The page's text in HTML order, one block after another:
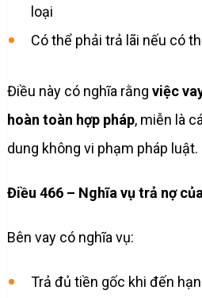
loại
Có thể phải trả lãi nếu có
Điều này có nghĩa rằng việc
hoàn toàn hợp pháp, miễn là
dung không vi phạm pháp luật.
Điều 466 – Nghĩa vụ trả nợ
Bên vay có nghĩa vụ:
Trả đủ tiền gốc khi đến hạn